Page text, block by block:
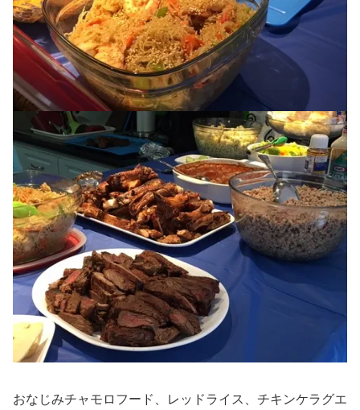
おなじみチャモロフード、レッドライス、チキンケラグエ